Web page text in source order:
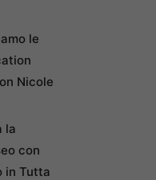
le
Nicole
la
con
in Tutta